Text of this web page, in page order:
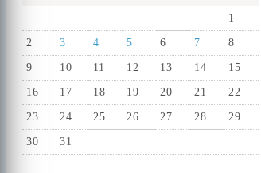
1
2 3 4 5 6 7 8
9 10 11 12 13 14 15
16 17 18 19 20 21 22
23 24 25 26 27 28 29
30 31